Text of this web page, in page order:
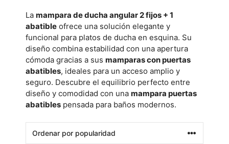
La mampara de ducha angular 2 fijos + 1
abatible ofrece una solución elegante y
funcional para platos de ducha en esquina. Su
diseño combina estabilidad con una apertura
cómoda gracias a sus mamparas con puertas
abatibles, ideales para un acceso amplio y
seguro. Descubre el equilibrio perfecto entre
diseño y comodidad con una mampara puertas
abatibles pensada para baños modernos.